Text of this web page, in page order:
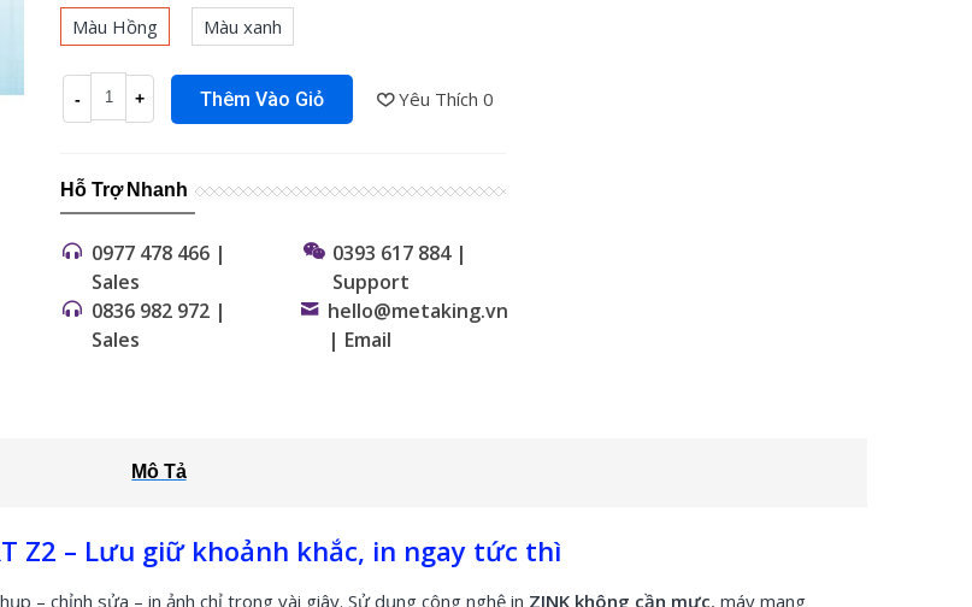
Màu Hồng
Màu xanh
- + Thêm Vào Giỏ Yêu Thích 0
Hỗ Trợ Nhanh
0977 478 466 |
Sales
0836 982 972 |
Sales
0393 617 884 |
Support
hello@metaking.vn
| Email
Mô Tả
Z2 – Lưu giữ khoảnh khắc, in ngay tức thì
– chỉnh sửa – in ảnh chỉ trong vài giây. Sử dụng công nghệ in ZINK không cần mực, máy mang